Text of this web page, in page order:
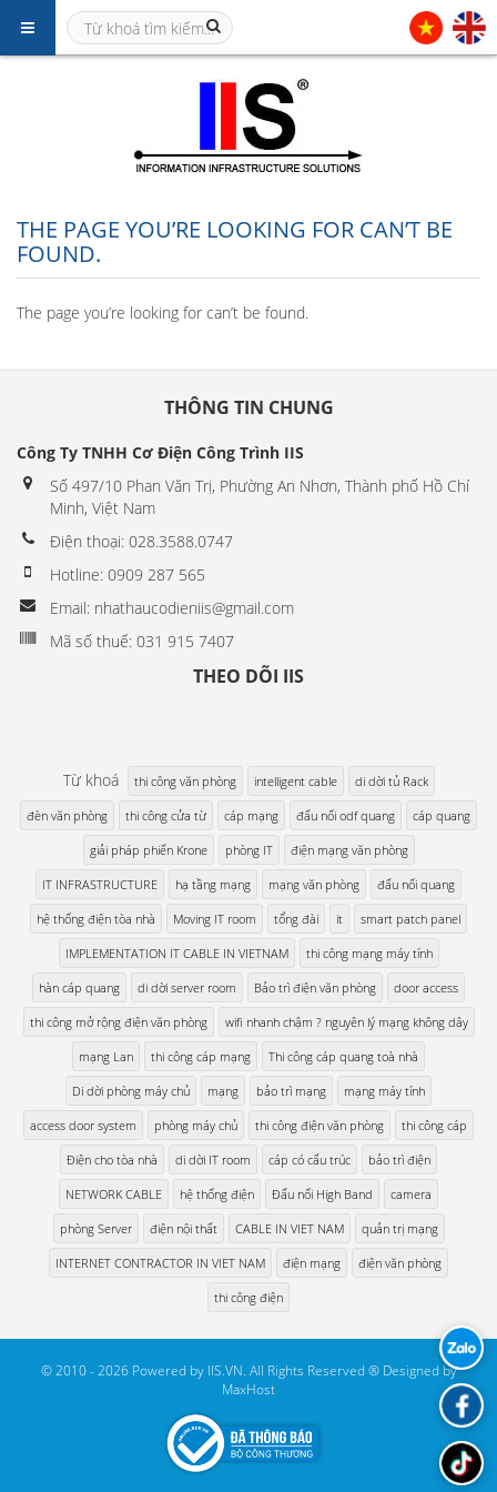
THE PAGE YOU’RE LOOKING FOR CAN’T BE
FOUND.
The page you’re looking for can’t be found.
THÔNG TIN CHUNG
Công Ty TNHH Cơ Điện Công Trình IIS
Số 497/10 Phan Văn Trị, Phường An Nhơn, Thành phố Hồ Chí
Minh, Việt Nam
Điện thoại: 028.3588.0747
Hotline: 0909 287 565
Email: nhathaucodieniis@gmail.com
Mã số thuế: 031 915 7407
THEO DÕI IIS
Từ khoá thi công văn phòng intelligent cable di dời tủ Rack
đèn văn phòng thi công cửa từ cáp mạng đấu nối odf quang cáp quang
giải pháp phiến Krone phòng IT điện mạng văn phòng
IT INFRASTRUCTURE hạ tầng mạng mạng văn phòng đấu nối quang
hệ thống điện tòa nhà Moving IT room tổng đài it smart patch panel
IMPLEMENTATION IT CABLE IN VIETNAM thi công mạng máy tính
hàn cáp quang di dời server room Bảo trì điện văn phòng door access
thi công mở rộng điện văn phòng wifi nhanh chậm ? nguyên lý mạng không dây
mạng Lan thi công cáp mạng Thi công cáp quang toà nhà
Di dời phòng máy chủ mạng bảo trì mạng mạng máy tính
access door system phòng máy chủ thi công điện văn phòng thi công cáp
Điện cho tòa nhà di dời IT room cáp có cấu trúc bảo trì điện
NETWORK CABLE hệ thống điện Đấu nối High Band camera
phòng Server điện nội thất CABLE IN VIET NAM quản trị mạng
INTERNET CONTRACTOR IN VIET NAM điện mạng điện văn phòng
thi công điện
© 2010 - 2026 Powered by IIS.VN. All Rights Reserved ® Designed by
MaxHost